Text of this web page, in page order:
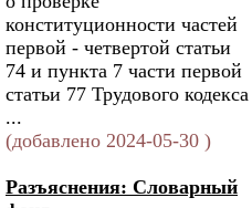
конституционности частей
первой - четвертой статьи
74 и пункта 7 части первой
статьи 77 Трудового кодекса
...
(добавлено 2024-05-30 )
Разъяснения: Словарный